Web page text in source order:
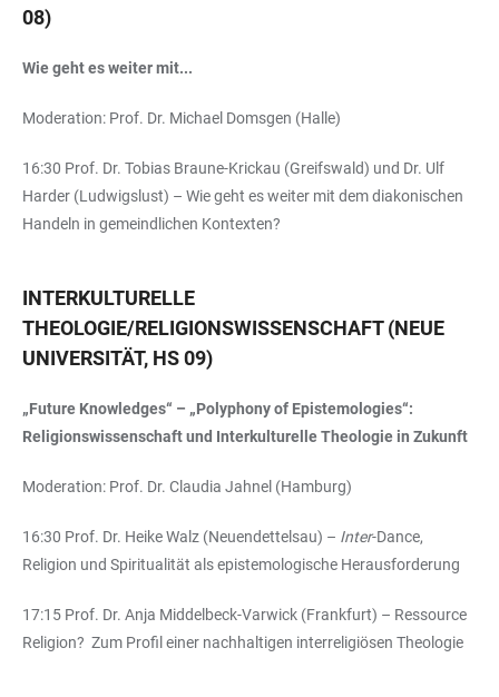
08)
Wie geht es weiter mit...
Moderation: Prof. Dr. Michael Domsgen (Halle)
16:30 Prof. Dr. Tobias Braune-Krickau (Greifswald) und Dr. Ulf
Harder (Ludwigslust) – Wie geht es weiter mit dem diakonischen
Handeln in gemeindlichen Kontexten?
INTERKULTURELLE
THEOLOGIE/RELIGIONSWISSENSCHAFT (NEUE
UNIVERSITÄT, HS 09)
„Future Knowledges“ – „Polyphony of Epistemologies“:
Religionswissenschaft und Interkulturelle Theologie in Zukunft
Moderation: Prof. Dr. Claudia Jahnel (Hamburg)
16:30 Prof. Dr. Heike Walz (Neuendettelsau) – Inter-Dance,
Religion und Spiritualität als epistemologische Herausforderung
17:15 Prof. Dr. Anja Middelbeck-Varwick (Frankfurt) – Ressource
Religion? Zum Profil einer nachhaltigen interreligiösen Theologie